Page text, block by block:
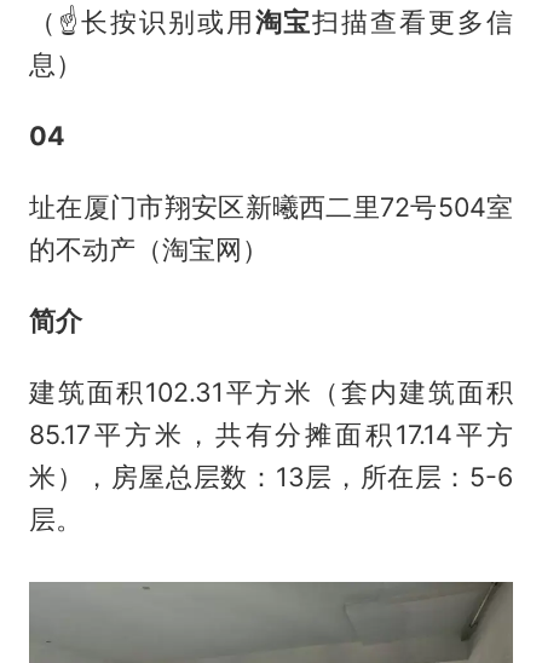
（☝长按识别或用淘宝扫描查看更多信
息）
04
址在厦门市翔安区新曦西二里72号504室
的不动产（淘宝网）
简介
建筑面积102.31平方米（套内建筑面积
85.17平方米，共有分摊面积17.14平方
米），房屋总层数：13层，所在层：5-6
层。